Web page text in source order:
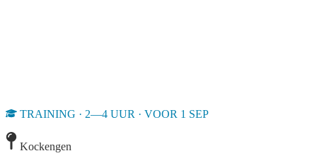
TRAINING · 2—4 UUR · VOOR 1 SEP
Kockengen